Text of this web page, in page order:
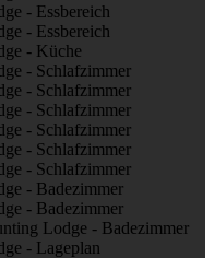
- Essbereich
- Essbereich
- Küche
- Schlafzimmer
- Schlafzimmer
- Schlafzimmer
- Schlafzimmer
- Schlafzimmer
- Schlafzimmer
- Badezimmer
- Badezimmer
Lodge - Badezimmer
- Lageplan